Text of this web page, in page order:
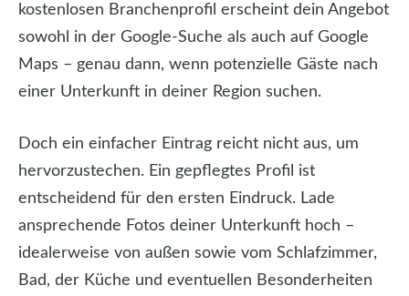
kostenlosen Branchenprofil erscheint dein Angebot
sowohl in der Google-Suche als auch auf Google
Maps – genau dann, wenn potenzielle Gäste nach
einer Unterkunft in deiner Region suchen.
Doch ein einfacher Eintrag reicht nicht aus, um
hervorzustechen. Ein gepflegtes Profil ist
entscheidend für den ersten Eindruck. Lade
ansprechende Fotos deiner Unterkunft hoch –
idealerweise von außen sowie vom Schlafzimmer,
Bad, der Küche und eventuellen Besonderheiten